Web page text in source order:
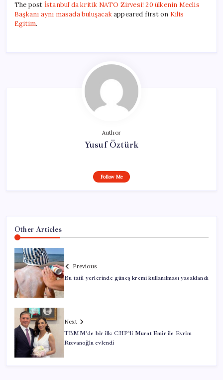
The post İstanbul’da kritik NATO Zirvesi! 20 ülkenin Meclis
Başkanı aynı masada buluşacakappeared first on Kilis
Egitim.
Author
Yusuf Öztürk
Follow Me
Other Articles
Previous
Bu tatil yerlerinde güneş kremi kullanılması yasaklandı
Next
TBMM’de bir ilk: CHP’li Murat Emir ile Evrim
Rızvanoğlu evlendi